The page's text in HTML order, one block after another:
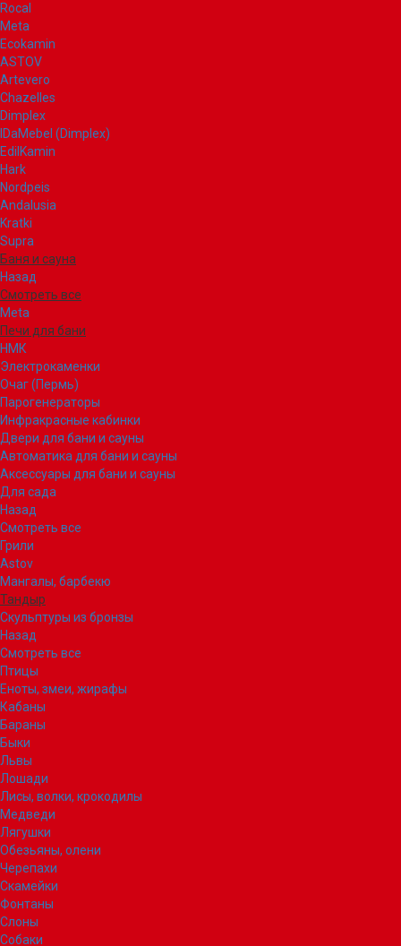
Rocal
Meta
Ecokamin
ASTOV
Artevero
Chazelles
Dimplex
IDaMebel (Dimplex)
EdilKamin
Hark
Nordpeis
Andalusia
Kratki
Supra
Баня и сауна
Назад
Смотреть все
Meta
Печи для бани
НМК
Электрокаменки
Очаг (Пермь)
Парогенераторы
Инфракрасные кабинки
Двери для бани и сауны
Автоматика для бани и сауны
Аксессуары для бани и сауны
Для сада
Назад
Смотреть все
Грили
Astov
Мангалы, барбекю
Тандыр
Скульптуры из бронзы
Назад
Смотреть все
Птицы
Еноты, змеи, жирафы
Кабаны
Бараны
Быки
Львы
Лошади
Лисы, волки, крокодилы
Медведи
Лягушки
Обезьяны, олени
Черепахи
Скамейки
Фонтаны
Слоны
Собаки